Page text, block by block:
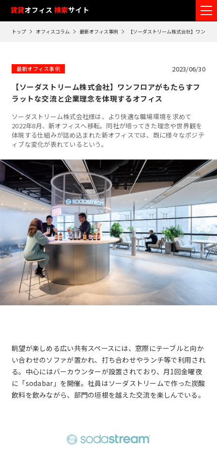
賃貸オフィス 検索サイト
トップ オフィスコラム 最新オフィス事例 【ソーダストリーム株式会社】ワンフ
2023/06/30
最新オフィス事例
【ソーダストリーム株式会社】ワンフロアがもたらすフ
ラットな交流と企業理念を体現するオフィス
ソーダストリーム株式会社様は、より快適な職場環境を求めて
2022年8月、新オフィスへ移転。同社が培ってきた理念や世界観を
体現する仕組みが詰め込まれた新オフィスでは、既に様々なポジテ
ィブな変化が表れているという。
眺望が楽しめる広い共有スペースには、窓際にテーブルと向か
い合わせのソファが置かれ、打ち合わせやランチ等で利用され
る。中心にはバーカウンターが設置されており、月1回金曜夜
に「sodabar」を開催。社員はソーダストリームで作った炭酸
飲料を飲みながら、部門の垣根を越えた交流を楽しんでいる。
フ
ロ
ア
覧
歴
閲
覧
履
歴
90
が
過
る
動
的
に
削
さ
ま
閉じる